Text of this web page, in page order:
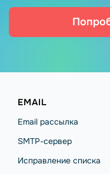
EMAIL
Email рассылка
SMTP-сервер
Исправление списка